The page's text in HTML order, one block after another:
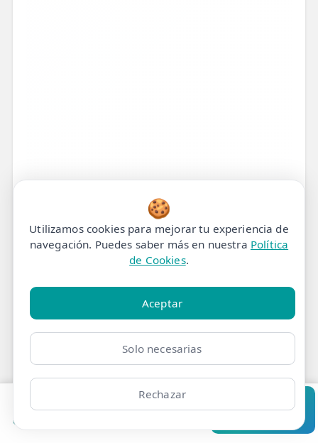
Clínicas
Tratamiento de
Fisioterapia para Dolor
Pedir cita Consultar
🍪
Utilizamos cookies para mejorar tu experiencia de
navegación. Puedes saber más en nuestra Política
de Cookies.
Aceptar
Solo necesarias
Rechazar